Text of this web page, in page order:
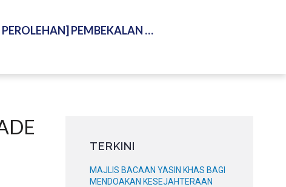
BATERI MARIN GRADE UNTUK STESEN PEMANTAUAN OMBAK DAN ARUS PERAIRAN NEGARA
TERKINI
MAJLIS BACAAN YASIN KHAS BAGI
MENDOAKAN KESEJAHTERAAN